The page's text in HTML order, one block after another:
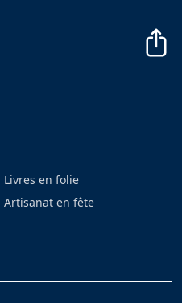
Livres en folie
Artisanat en fête